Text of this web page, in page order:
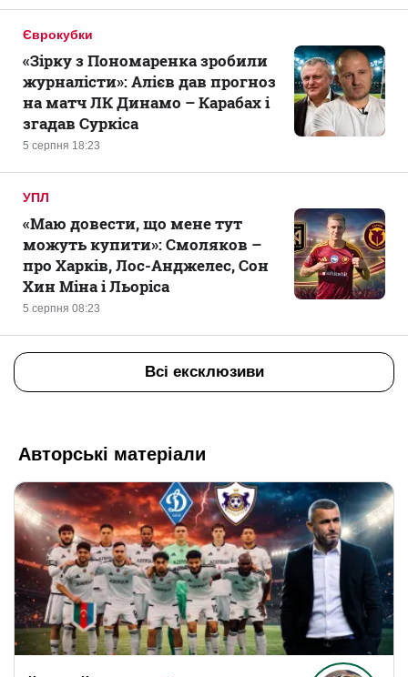
Єврокубки
5 серпня 18:23
«Зірку з Пономаренка зробили
журналісти»: Алієв дав прогноз
на матч ЛК Динамо – Карабах і
згадав Суркіса
УПЛ
5 серпня 08:23
«Маю довести, що мене тут
можуть купити»: Смоляков –
про Харків, Лос-Анджелес, Сон
Хин Міна і Льоріса
Всі ексклюзиви
Авторські матеріали